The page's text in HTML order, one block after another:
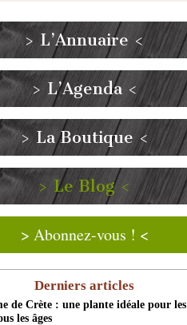
> L’Annuaire <
> L’Agenda <
> La Boutique <
> Le Blog <
> Abonnez-vous ! <
Derniers articles
de Crète : une plante idéale pour les
les âges